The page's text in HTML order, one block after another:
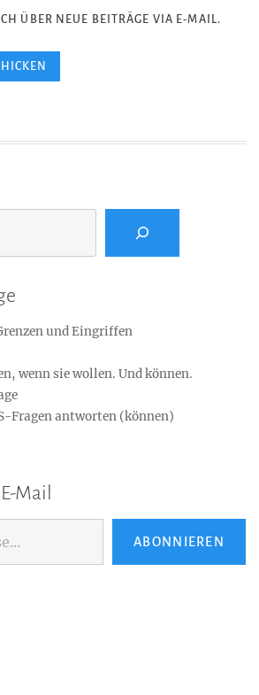
ÜBER NEUE BEITRÄGE VIA E-MAIL.
und Eingriffen
wenn sie wollen. Und können.
Fragen antworten (können)
Mail
ABONNIEREN